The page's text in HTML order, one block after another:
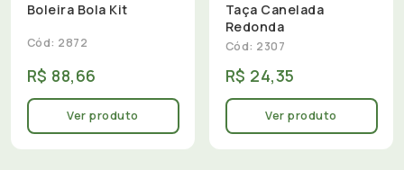
Boleira Bola Kit
Cód: 2872
R$ 88,66
Ver produto
Taça Canelada
Redonda
Cód: 2307
R$ 24,35
Ver produto